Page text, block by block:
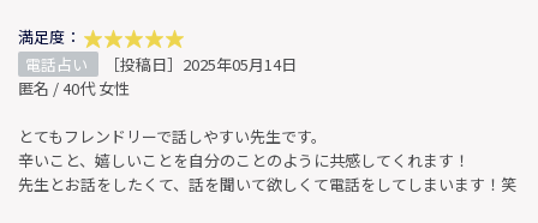
満足度：
電話占い
［投稿日］2025年05月14日
匿名 / 40代 女性
とてもフレンドリーで話しやすい先生です。
辛いこと、嬉しいことを自分のことのように共感してくれます！
先生とお話をしたくて、話を聞いて欲しくて電話をしてしまいます！笑